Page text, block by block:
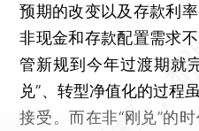
预期的改变以及存款利
非现金和存款配置需求
管新规到今年过渡期就
兑”、转型净值化的过程
接受。而在非“刚兑”的